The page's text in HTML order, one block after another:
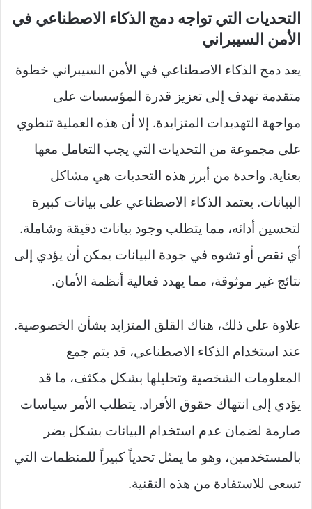
التحديات التي تواجه دمج الذكاء الاصطناعي في
الأمن السيبراني
يعد دمج الذكاء الاصطناعي في الأمن السيبراني خطوة
متقدمة تهدف إلى تعزيز قدرة المؤسسات على
مواجهة التهديدات المتزايدة. إلا أن هذه العملية تنطوي
على مجموعة من التحديات التي يجب التعامل معها
بعناية. واحدة من أبرز هذه التحديات هي مشاكل
البيانات. يعتمد الذكاء الاصطناعي على بيانات كبيرة
لتحسين أدائه، مما يتطلب وجود بيانات دقيقة وشاملة.
أي نقص أو تشوه في جودة البيانات يمكن أن يؤدي إلى
نتائج غير موثوقة، مما يهدد فعالية أنظمة الأمان.
علاوة على ذلك، هناك القلق المتزايد بشأن الخصوصية.
عند استخدام الذكاء الاصطناعي، قد يتم جمع
المعلومات الشخصية وتحليلها بشكل مكثف، ما قد
يؤدي إلى انتهاك حقوق الأفراد. يتطلب الأمر سياسات
صارمة لضمان عدم استخدام البيانات بشكل يضر
بالمستخدمين، وهو ما يمثل تحدياً كبيراً للمنظمات التي
تسعى للاستفادة من هذه التقنية.